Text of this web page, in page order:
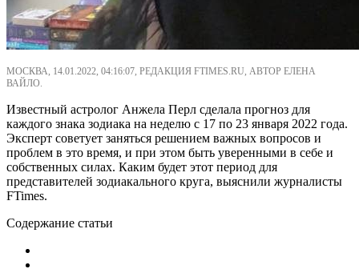
МОСКВА, 14.01.2022, 04:16:07, РЕДАКЦИЯ FTIMES.RU, АВТОР ЕЛЕНА
ВАЙЛО.
Известный астролог Анжела Перл сделала прогноз для
каждого знака зодиака на неделю с 17 по 23 января 2022 года.
Эксперт советует заняться решением важных вопросов и
проблем в это время, и при этом быть уверенными в себе и
собственных силах. Каким будет этот период для
представителей зодиакального круга, выяснили журналисты
FTimes.
Содержание статьи